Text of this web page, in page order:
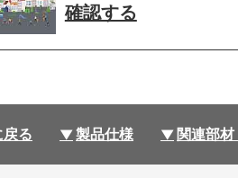
確認する
る 製品仕様 関連部